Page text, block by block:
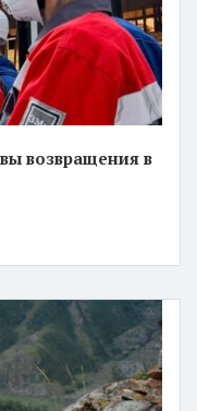
возвращения в